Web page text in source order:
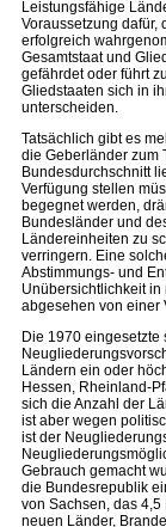
Leistungsfähige
Voraussetzung dafür,
erfolgreich
Gesamtstaat und
gefährdet oder führt
Gliedstaaten sich in
unterscheiden.
Tatsächlich gibt es
die Geberländer zum
Bundesdurchschnitt
Verfügung stellen
begegnet werden,
Bundesländer und
Ländereinheiten zu
verringern. Eine
Abstimmungs- und
Unübersichtlichkeit
abgesehen von einer
Die 1970
Ländern ein oder
Hessen, Rheinland-
sich die Anzahl der
ist aber wegen
ist der
Gebrauch gemacht
die Bundesrepublik
von Sachsen, das
neuen Länder,